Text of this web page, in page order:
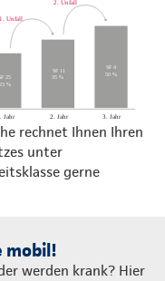
rechnet Ihnen Ihren
unter
gerne
mobil!
werden krank? Hier